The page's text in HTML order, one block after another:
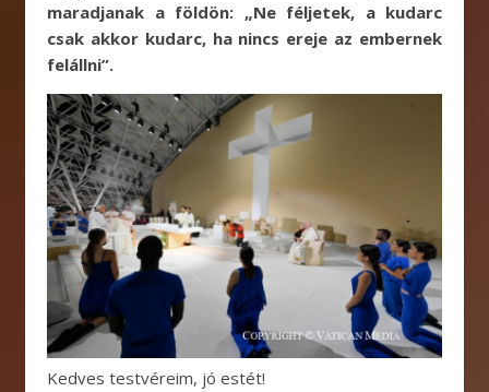
maradjanak a földön: „Ne féljetek, a kudarc
csak akkor kudarc, ha nincs ereje az embernek
felállni”.
Kedves testvéreim, jó estét!